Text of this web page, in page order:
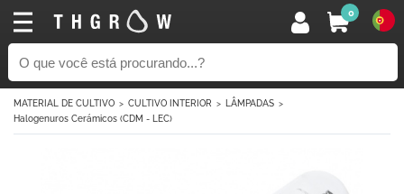
0
MATERIAL DE CULTIVO CULTIVO INTERIOR
LÂMPADAS
Halogenuros Cerámicos (CDM - LEC)